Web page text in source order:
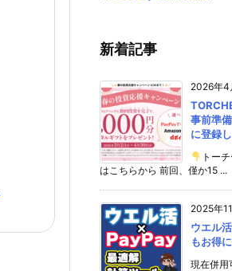
新着記事
2026年4
事前準
に登録
トー
はこちらから 前回、僅か15 ...
2025年
ウエル
もお得
現在併用